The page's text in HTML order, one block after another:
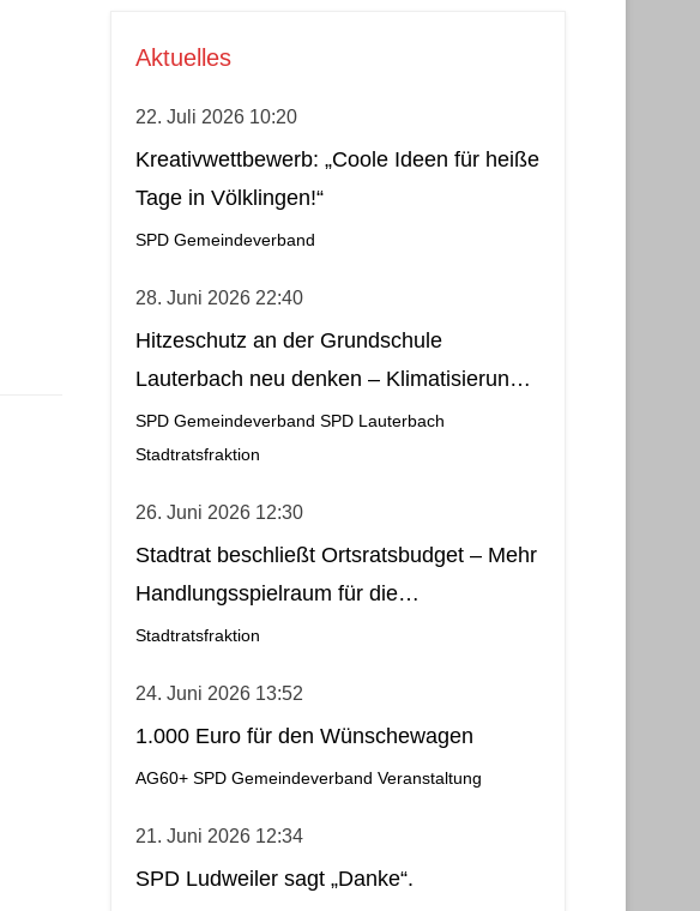
Aktuelles
22. Juli 2026 10:20
Kreativwettbewerb: „Coole Ideen für heiße
Tage in Völklingen!“
SPD Gemeindeverband
28. Juni 2026 22:40
Hitzeschutz an der Grundschule
Lauterbach neu denken – Klimatisierung
als wirtschaftliche und nachhaltige Lösung
SPD Gemeindeverband SPD Lauterbach
Stadtratsfraktion
26. Juni 2026 12:30
Stadtrat beschließt Ortsratsbudget – Mehr
Handlungsspielraum für die
Gemeindebezirke
Stadtratsfraktion
24. Juni 2026 13:52
1.000 Euro für den Wünschewagen
AG60+ SPD Gemeindeverband Veranstaltung
21. Juni 2026 12:34
SPD Ludweiler sagt „Danke“.